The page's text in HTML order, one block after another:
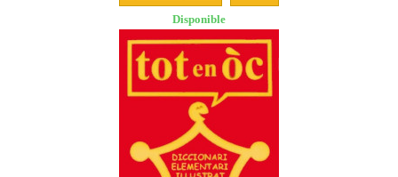
Disponible